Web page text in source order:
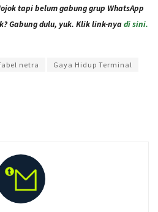
tapi belum gabung grup WhatsApp
Gabung dulu, yuk. Klik link-nyadi sini.
netra
Gaya Hidup Terminal